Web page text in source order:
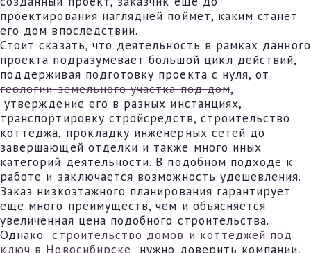
проектирования наглядней поймет, каким станет
его дом впоследствии.
Стоит сказать, что деятельность в рамках данного
проекта подразумевает большой цикл действий,
поддерживая подготовку проекта с нуля, от
геологии земельного участка под дом,
утверждение его в разных инстанциях,
транспортировку стройсредств, строительство
коттеджа, прокладку инженерных сетей до
завершающей отделки и также много иных
категорий деятельности. В подобном подходе к
работе и заключается возможность удешевления.
Заказ низкоэтажного планирования гарантирует
еще много преимуществ, чем и объясняется
увеличенная цена подобного строительства.
Однакостроительство домов и коттеджей под
ключ в Новосибирске нужно доверить компании,